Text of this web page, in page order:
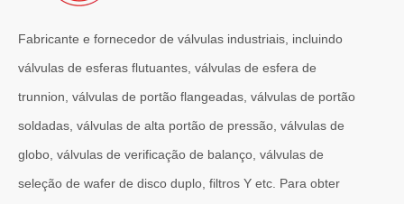
Válvula gaveta C95800 Níquel Alumínio Bronze: Projeto Técnico, Desempenho e Aplicações Industriais
Na engenharia naval, plataformas offshore e ambientes
Fabricante e fornecedor de válvulas industriais, incluindo
válvulas de esferas flutuantes, válvulas de esfera de
trunnion, válvulas de portão flangeadas, válvulas de portão
soldadas, válvulas de alta portão de pressão, válvulas de
globo, válvulas de verificação de balanço, válvulas de
seleção de wafer de disco duplo, filtros Y etc. Para obter